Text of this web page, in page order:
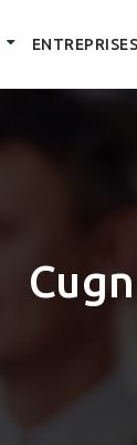
ENTREPRISES